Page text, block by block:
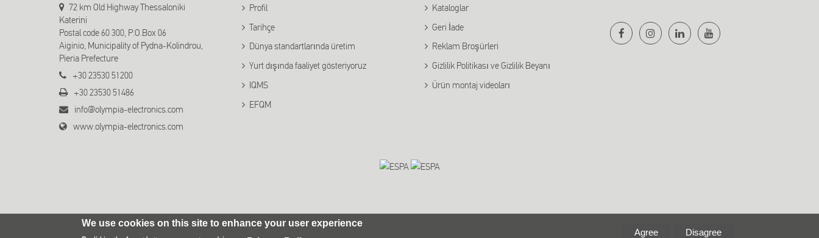
72 km Old Highway Thessaloniki
Katerini
Postal code 60 300, P.O.Box 06
Aiginio, Municipality of Pydna-Kolindrou,
Pieria Prefecture
+30 23530 51200
+30 23530 51486
info@olympia-electronics.com
www.olympia-electronics.com
Profil
Tarihçe
Dünya standartlarında üretim
Yurt dışında faaliyet gösteriyoruz
IQMS
EFQM
Kataloglar
Geri İade
Reklam Broşürleri
Gizlilik Politikası ve Gizlilik Beyanı
Ürün montaj videoları
We use cookies on this site to enhance your user experience
Agree Disagree